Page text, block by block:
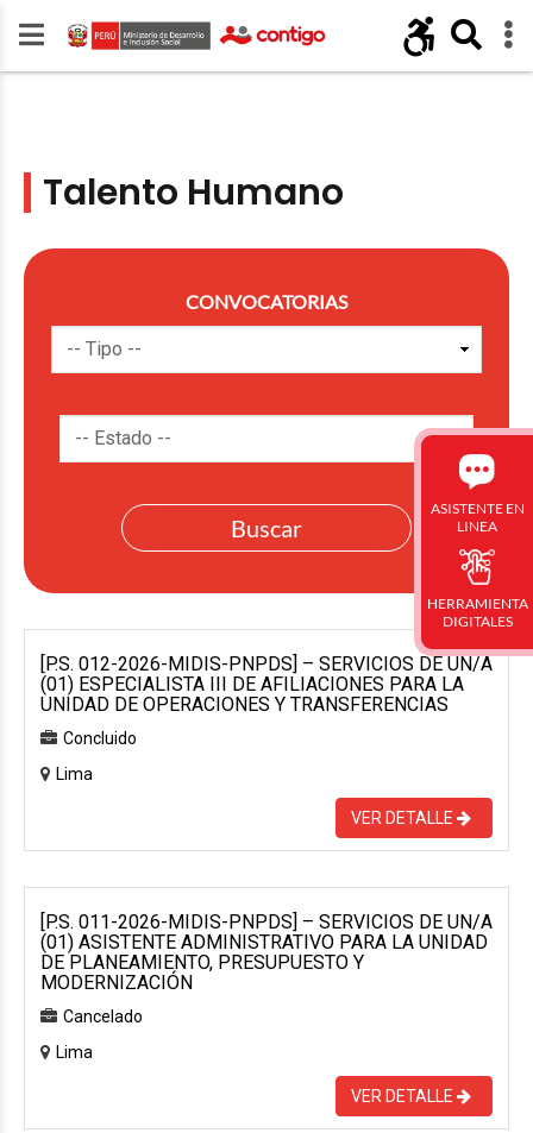
Talento Humano
CONVOCATORIAS
[P.S. 012-2026-MIDIS-PNPDS] – SERVICIOS DE UN/A
(01) ESPECIALISTA III DE AFILIACIONES PARA LA
UNIDAD DE OPERACIONES Y TRANSFERENCIAS
Concluido
Lima
VER DETALLE
[P.S. 011-2026-MIDIS-PNPDS] – SERVICIOS DE UN/A
(01) ASISTENTE ADMINISTRATIVO PARA LA UNIDAD
DE PLANEAMIENTO, PRESUPUESTO Y
MODERNIZACIÓN
Cancelado
Lima
VER DETALLE
ASISTENTE EN
LINEA
HERRAMIENTA
DIGITALES